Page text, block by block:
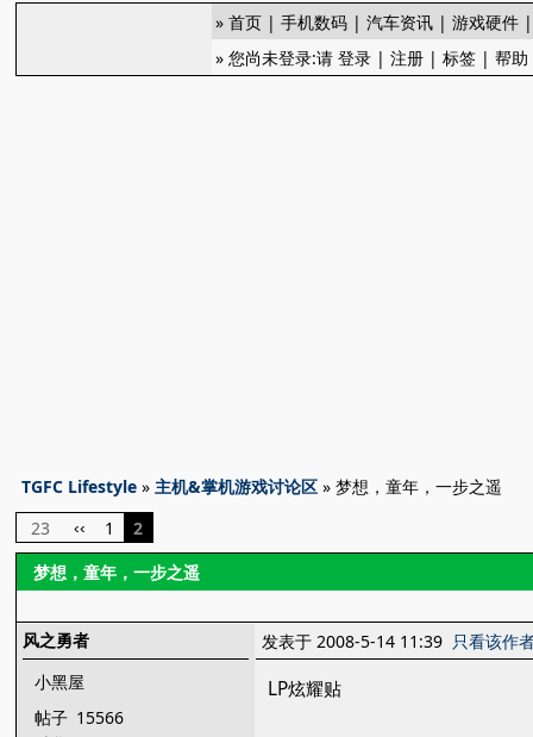
»首页 |手机数码 |汽车资讯 |游戏硬件
» 您尚未登录:请登录 |注册 |标签 |帮助
TGFC Lifestyle »主机&掌机游戏讨论区 » 梦想，童年，一步之遥
23
‹‹ 1
2
梦想，童年，一步之遥
风之勇者
小黑屋
帖子 15566
发表于 2008-5-14 11:39 只看该作
LP炫耀贴